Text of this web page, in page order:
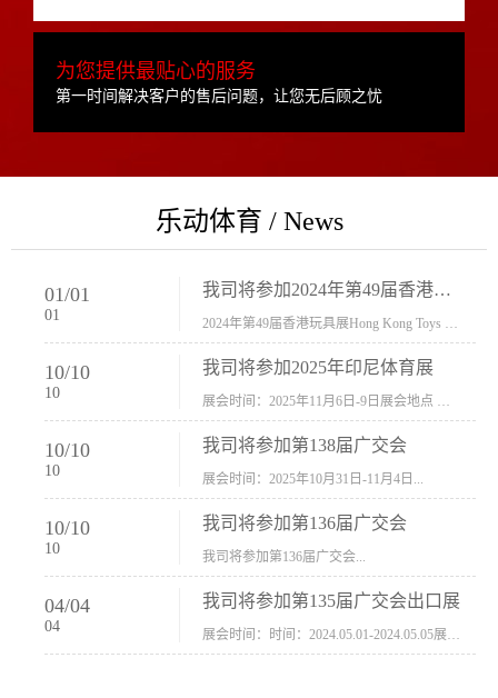
为您提供最贴心的服务
第一时间解决客户的售后问题，让您无后顾之忧
乐动体育 / News
01/01
01
我司将参加2024年第49届香港玩具展Hong Kong Toys & Games Fair 欢迎新···
10/10
10
我司将参加2025年印尼体育展
10/10
10
我司将参加第138届广交会
展会时间：2025年10月31日-11月4日...
10/10
10
我司将参加第136届广交会
我司将参加第136届广交会...
04/04
04
我司将参加第135届广交会出口展
展会时间：时间：2024.05.01-2024.05.05展会地址：中国进出口商品交易会展馆福建康莱宝公司展位号12.1G37-38、H11-12，浙江康莱宝展位号17.1B23-24、C19-20...